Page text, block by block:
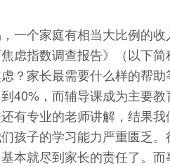
个家庭有相当大比例的收
指数调查报告》（以下简称
？家长最需要什么样的帮助
40%，而辅导课成为主要教
有专业的老师讲解，结果
孩子的学习能力严重匮乏。
本就尽到家长的责任了。